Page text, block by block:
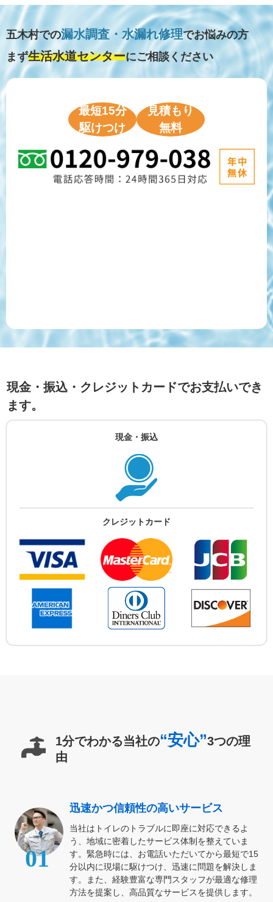
五木村での漏水調査・水漏れ修理でお悩みの方
まず生活水道センターにご相談ください
最短15分
駆けつけ
見積もり
無料
現金・振込・クレジットカードでお支払いでき
ます。
現金・振込
クレジットカード
1分でわかる当社の“安心”3つの理
由
01
迅速かつ信頼性の高いサービス
当社はトイレのトラブルに即座に対応できるよ
う、地域に密着したサービス体制を整えていま
す。緊急時には、お電話いただいてから最短で15
分以内に現場に駆けつけ、迅速に問題を解決しま
す。また、経験豊富な専門スタッフが最適な修理
方法を提案し、高品質なサービスを提供します。